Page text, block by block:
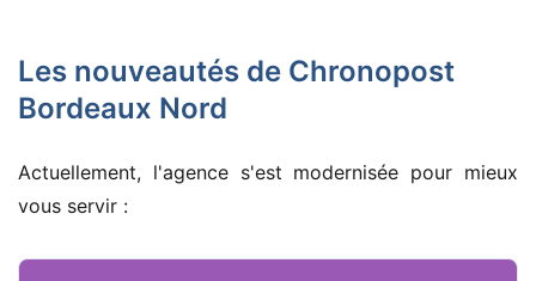
Les nouveautés de Chronopost
Bordeaux Nord
Actuellement, l'agence s'est modernisée pour mieux
vous servir :